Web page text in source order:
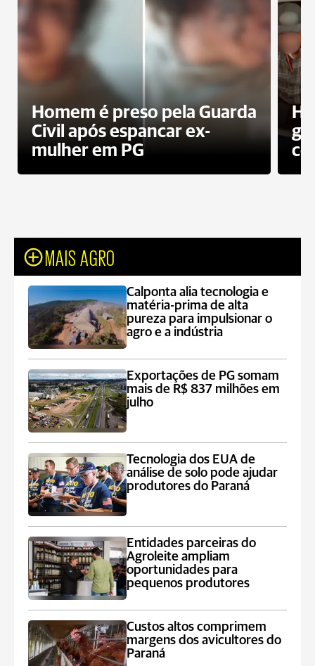
Homem é preso pela Guarda
Civil após espancar ex-
mulher em PG
MAIS AGRO
Calponta alia tecnologia e
matéria-prima de alta
pureza para impulsionar o
agro e a indústria
Exportações de PG somam
mais de R$ 837 milhões em
julho
Tecnologia dos EUA de
análise de solo pode ajudar
produtores do Paraná
Entidades parceiras do
Agroleite ampliam
oportunidades para
pequenos produtores
Custos altos comprimem
margens dos avicultores do
Paraná